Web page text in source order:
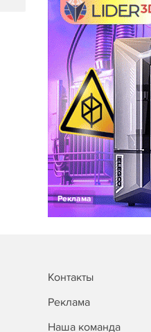
Реклама
Контакты
Реклама
Наша команда